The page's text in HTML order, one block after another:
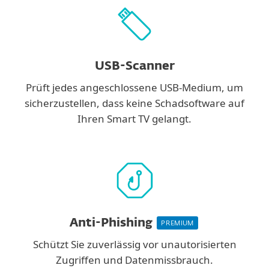
USB-Scanner
Prüft jedes angeschlossene USB-Medium, um
sicherzustellen, dass keine Schadsoftware auf
Ihren Smart TV gelangt.
Anti-Phishing PREMIUM
Schützt Sie zuverlässig vor unautorisierten
Zugriffen und Datenmissbrauch.